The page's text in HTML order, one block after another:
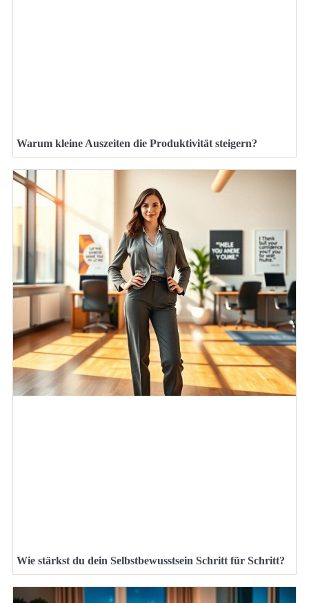
Warum kleine Auszeiten die Produktivität steigern?
Wie stärkst du dein Selbstbewusstsein Schritt für Schritt?